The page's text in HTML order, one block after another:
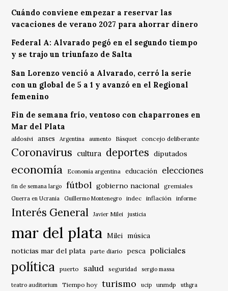
Cuándo conviene empezar a reservar las
vacaciones de verano 2027 para ahorrar dinero
Federal A: Alvarado pegó en el segundo tiempo
y se trajo un triunfazo de Salta
San Lorenzo venció a Alvarado, cerró la serie
con un global de 5 a 1 y avanzó en el Regional
femenino
Fin de semana frío, ventoso con chaparrones en
Mar del Plata
aldosivi anses Argentina aumento Básquet concejo deliberante
Coronavirus cultura deportes diputados
economía Economía argentina educación elecciones
fin de semana largo fútbol gobierno nacional gremiales
Guerra en Ucrania Guillermo Montenegro indec inflación informe
Interés General Javier Milei justicia
mar del plata Milei música
noticias mar del plata
parte diario pesca policiales
política puerto salud seguridad sergio massa
teatro auditorium Tiempo hoy turismo ucip unmdp uthgra